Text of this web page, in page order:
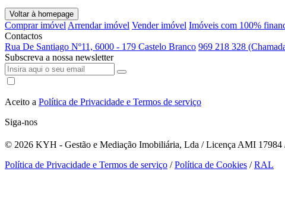
Voltar à homepage
Comprar imóvel Arrendar imóvel Vender imóvel Imóveis com 100%
Contactos
Rua De Santiago Nº11, 6000 - 179 Castelo Branco 969 218 328
Subscreva a nossa newsletter
Aceito a Política de Privacidade e Termos de serviço
Siga-nos
© 2026 KYH - Gestão e Mediação Imobiliária, Lda / Licença AMI 17984
Política de Privacidade e Termos de serviço /Política de Cookies /RAL